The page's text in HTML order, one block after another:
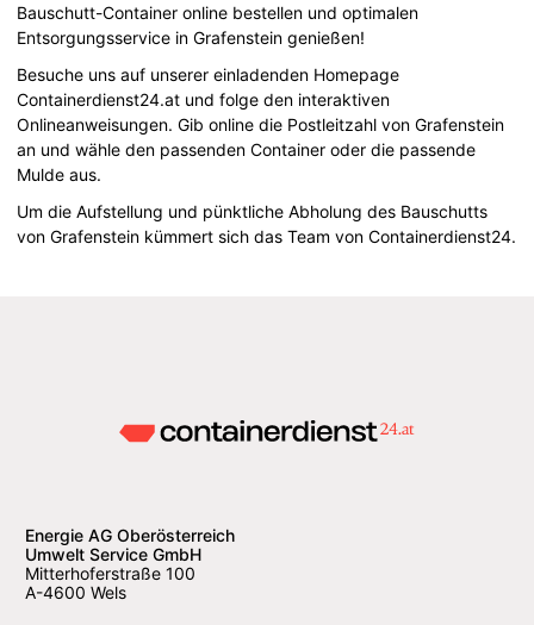
Bauschutt-Container online bestellen und optimalen
Entsorgungsservice in Grafenstein genießen!
Besuche uns auf unserer einladenden Homepage
Containerdienst24.at und folge den interaktiven
Onlineanweisungen. Gib online die Postleitzahl von Grafenstein
an und wähle den passenden Container oder die passende
Mulde aus.
Um die Aufstellung und pünktliche Abholung des Bauschutts
von Grafenstein kümmert sich das Team von Containerdienst24.
Energie AG Oberösterreich
Umwelt Service GmbH
Mitterhoferstraße 100
A-4600 Wels